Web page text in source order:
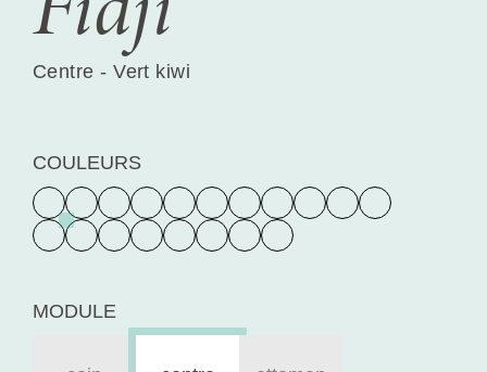
Centre - Vert kiwi
COULEURS
MODULE